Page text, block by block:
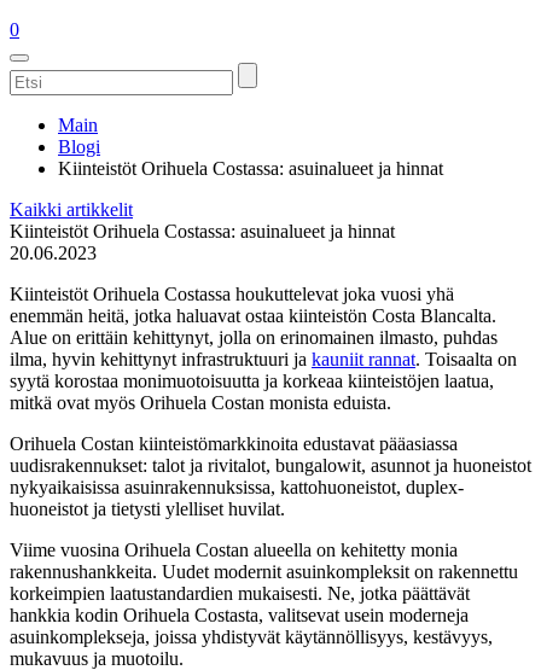
0
Main
Blogi
Kiinteistöt Orihuela Costassa: asuinalueet ja hinnat
Kaikki artikkelit
Kiinteistöt Orihuela Costassa: asuinalueet ja hinnat
20.06.2023
Kiinteistöt Orihuela Costassa houkuttelevat joka vuosi yhä
enemmän heitä, jotka haluavat ostaa kiinteistön Costa Blancalta.
Alue on erittäin kehittynyt, jolla on erinomainen ilmasto, puhdas
ilma, hyvin kehittynyt infrastruktuuri ja kauniit rannat. Toisaalta on
syytä korostaa monimuotoisuutta ja korkeaa kiinteistöjen laatua,
mitkä ovat myös Orihuela Costan monista eduista.
Orihuela Costan kiinteistömarkkinoita edustavat pääasiassa
uudisrakennukset: talot ja rivitalot, bungalowit, asunnot ja huoneistot
nykyaikaisissa asuinrakennuksissa, kattohuoneistot, duplex-
huoneistot ja tietysti ylelliset huvilat.
Viime vuosina Orihuela Costan alueella on kehitetty monia
rakennushankkeita. Uudet modernit asuinkompleksit on rakennettu
korkeimpien laatustandardien mukaisesti. Ne, jotka päättävät
hankkia kodin Orihuela Costasta, valitsevat usein moderneja
asuinkomplekseja, joissa yhdistyvät käytännöllisyys, kestävyys,
mukavuus ja muotoilu.